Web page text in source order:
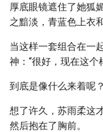
厚底眼镜遮住了她狐
之黯淡，青蓝色上衣
当这样一套组合在一
神：“很好，现在这个
到底是像什么来着呢？
想了许久，苏雨柔这
然后抱在了胸前。